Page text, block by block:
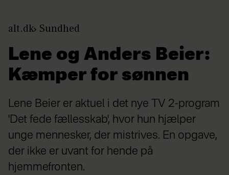
alt.dk Sundhed
Lene og Anders Beier:
Kæmper for sønnen
Lene Beier er aktuel i det nye TV 2-program
'Det fede fællesskab', hvor hun hjælper
unge mennesker, der mistrives. En opgave,
der ikke er uvant for hende på
hjemmefronten.